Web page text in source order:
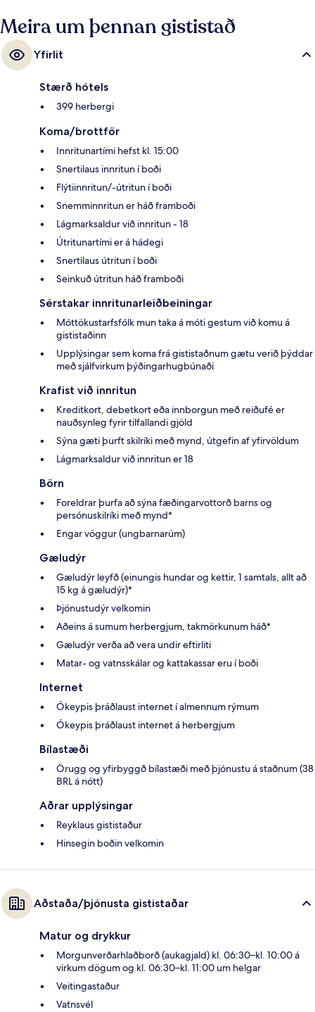
Meira um þennan gististað
Yfirlit
Stærð hótels
399 herbergi
Koma/brottför
Innritunartími hefst kl. 15:00
Snertilaus innritun í boði
Flýtiinnritun/-útritun í boði
Snemminnritun er háð framboði
Lágmarksaldur við innritun - 18
Útritunartími er á hádegi
Snertilaus útritun í boði
Seinkuð útritun háð framboði
Sérstakar innritunarleiðbeiningar
Móttökustarfsfólk mun taka á móti gestum við komu á
gististaðinn
Upplýsingar sem koma frá gististaðnum gætu verið þýddar
með sjálfvirkum þýðingarhugbúnaði
Krafist við innritun
Kreditkort, debetkort eða innborgun með reiðufé er
nauðsynleg fyrir tilfallandi gjöld
Sýna gæti þurft skilríki með mynd, útgefin af yfirvöldum
Lágmarksaldur við innritun er 18
Börn
Foreldrar þurfa að sýna fæðingarvottorð barns og
persónuskilríki með mynd*
Engar vöggur (ungbarnarúm)
Gæludýr
Gæludýr leyfð (einungis hundar og kettir, 1 samtals, allt að
15 kg á gæludýr)*
Þjónustudýr velkomin
Aðeins á sumum herbergjum, takmörkunum háð*
Gæludýr verða að vera undir eftirliti
Matar- og vatnsskálar og kattakassar eru í boði
Internet
Ókeypis þráðlaust internet í almennum rýmum
Ókeypis þráðlaust internet á herbergjum
Bílastæði
Örugg og yfirbyggð bílastæði með þjónustu á staðnum (38
BRL á nótt)
Aðrar upplýsingar
Reyklaus gististaður
Hinsegin boðin velkomin
Aðstaða/þjónusta gististaðar
Matur og drykkur
Morgunverðarhlaðborð (aukagjald) kl. 06:30–kl. 10:00 á
virkum dögum og kl. 06:30–kl. 11:00 um helgar
Veitingastaður
Vatnsvél